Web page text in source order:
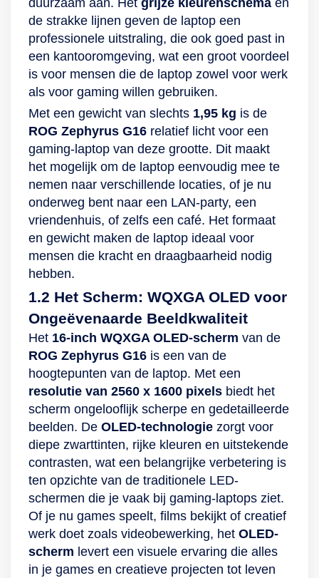
duurzaam aan. Het grijze kleurenschema en
de strakke lijnen geven de laptop een
professionele uitstraling, die ook goed past in
een kantooromgeving, wat een groot voordeel
is voor mensen die de laptop zowel voor werk
als voor gaming willen gebruiken.
Met een gewicht van slechts 1,95 kg is de
ROG Zephyrus G16 relatief licht voor een
gaming-laptop van deze grootte. Dit maakt
het mogelijk om de laptop eenvoudig mee te
nemen naar verschillende locaties, of je nu
onderweg bent naar een LAN-party, een
vriendenhuis, of zelfs een café. Het formaat
en gewicht maken de laptop ideaal voor
mensen die kracht en draagbaarheid nodig
hebben.
1.2 Het Scherm: WQXGA OLED voor
Ongeëvenaarde Beeldkwaliteit
Het 16-inch WQXGA OLED-scherm van de
ROG Zephyrus G16 is een van de
hoogtepunten van de laptop. Met een
resolutie van 2560 x 1600 pixels biedt het
scherm ongelooflijk scherpe en gedetailleerde
beelden. De OLED-technologie zorgt voor
diepe zwarttinten, rijke kleuren en uitstekende
contrasten, wat een belangrijke verbetering is
ten opzichte van de traditionele LED-
schermen die je vaak bij gaming-laptops ziet.
Of je nu games speelt, films bekijkt of creatief
werk doet zoals videobewerking, het OLED-
scherm levert een visuele ervaring die alles
in je games en creatieve projecten tot leven